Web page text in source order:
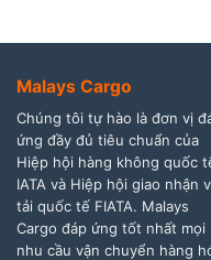
Malays Cargo
Chúng tôi tự hào là đơn vị
ứng đầy đủ tiêu chuẩn của
Hiệp hội hàng không quốc
IATA và Hiệp hội giao nhận
tải quốc tế FIATA. Malays
Cargo đáp ứng tốt nhất mọi
nhu cầu vận chuyển hàng